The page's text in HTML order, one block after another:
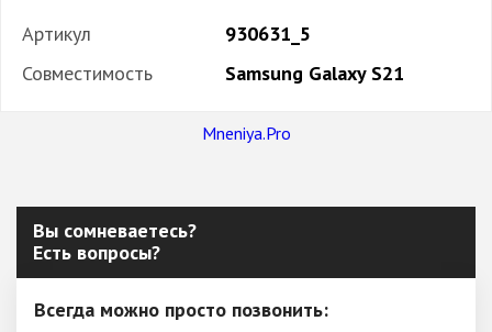
Артикул
930631_5
Совместимость
Samsung Galaxy S21
Mneniya.Pro
Вы сомневаетесь?
Есть вопросы?
Всегда можно просто позвонить: